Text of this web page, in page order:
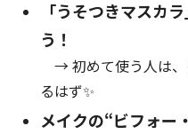
「うそつきマスカ
う！
→ 初めて使う人は、
るはず✨
メイクの“ビフォー